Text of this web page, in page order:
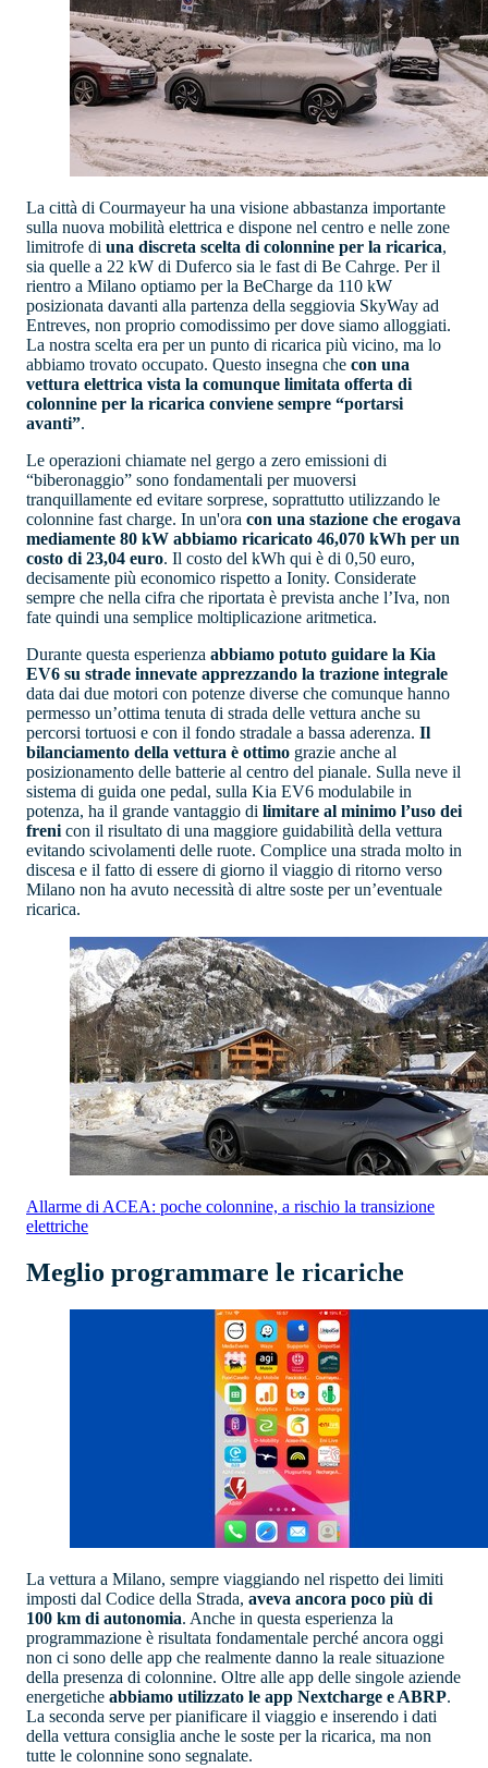
La città di Courmayeur ha una visione abbastanza importante
sulla nuova mobilità elettrica e dispone nel centro e nelle zone
limitrofe di una discreta scelta di colonnine per la ricarica,
sia quelle a 22 kW di Duferco sia le fast di Be Cahrge. Per il
rientro a Milano optiamo per la BeCharge da 110 kW
posizionata davanti alla partenza della seggiovia SkyWay ad
Entreves, non proprio comodissimo per dove siamo alloggiati.
La nostra scelta era per un punto di ricarica più vicino, ma lo
abbiamo trovato occupato. Questo insegna che con una
vettura elettrica vista la comunque limitata offerta di
colonnine per la ricarica conviene sempre “portarsi
avanti”.
Le operazioni chiamate nel gergo a zero emissioni di
“biberonaggio” sono fondamentali per muoversi
tranquillamente ed evitare sorprese, soprattutto utilizzando le
colonnine fast charge. In un'ora con una stazione che erogava
mediamente 80 kW abbiamo ricaricato 46,070 kWh per un
costo di 23,04 euro. Il costo del kWh qui è di 0,50 euro,
decisamente più economico rispetto a Ionity. Considerate
sempre che nella cifra che riportata è prevista anche l’Iva, non
fate quindi una semplice moltiplicazione aritmetica.
Durante questa esperienza abbiamo potuto guidare la Kia
EV6 su strade innevate apprezzando la trazione integrale
data dai due motori con potenze diverse che comunque hanno
permesso un’ottima tenuta di strada delle vettura anche su
percorsi tortuosi e con il fondo stradale a bassa aderenza. Il
bilanciamento della vettura è ottimo grazie anche al
posizionamento delle batterie al centro del pianale. Sulla neve il
sistema di guida one pedal, sulla Kia EV6 modulabile in
potenza, ha il grande vantaggio di limitare al minimo l’uso dei
freni con il risultato di una maggiore guidabilità della vettura
evitando scivolamenti delle ruote. Complice una strada molto in
discesa e il fatto di essere di giorno il viaggio di ritorno verso
Milano non ha avuto necessità di altre soste per un’eventuale
ricarica.
Allarme di ACEA: poche colonnine, a rischio la transizione
elettriche
Meglio programmare le ricariche
La vettura a Milano, sempre viaggiando nel rispetto dei limiti
imposti dal Codice della Strada, aveva ancora poco più di
100 km di autonomia. Anche in questa esperienza la
programmazione è risultata fondamentale perché ancora oggi
non ci sono delle app che realmente danno la reale situazione
della presenza di colonnine. Oltre alle app delle singole aziende
energetiche abbiamo utilizzato le app Nextcharge e ABRP.
La seconda serve per pianificare il viaggio e inserendo i dati
della vettura consiglia anche le soste per la ricarica, ma non
tutte le colonnine sono segnalate.